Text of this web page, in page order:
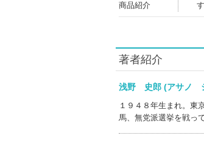
商品紹介
著者紹介
浅野 史郎 (アサ
１９４８年生まれ。東
馬、無党派選挙を戦っ